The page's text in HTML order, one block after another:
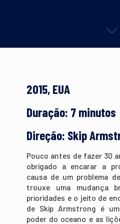
2015, EUA
Duração: 7 minutos
Direção: Skip
Pouco antes de fazer 30
obrigado a encarar a
causa de um problema
trouxe uma mudança
prioridades e o jeito de
de Skip Armstrong é
poder do oceano e as